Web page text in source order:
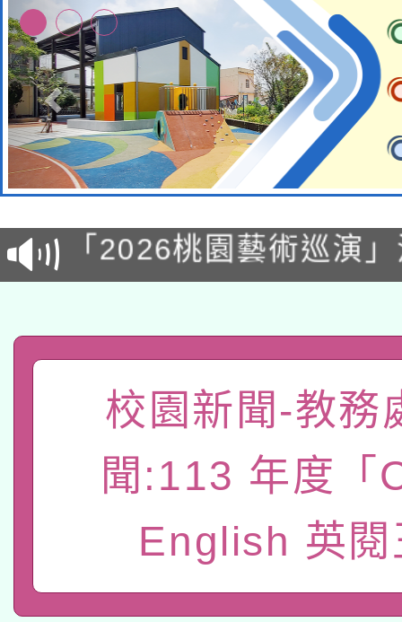
115年8月22日(星期六
桃園市孔廟祈福系列
開 智慧啟航」
2026年桃園地景藝術
「2026桃園藝術巡演
關事宜
轉知教育部國民及學前
國立臺灣師範大學辦理
業成長研習」實施計畫
族教育國際趨勢與發展
轉知教育部國民及學前
新北市政府教育局辦
師專業成長研習實施
方素養工作坊新北場」
函轉國立臺灣師範大學
族語言臺北學習中心
「族語學習班」招生簡
轉知有關國立成功大學
件」活動簡章
教育部國民及學前教
年度COVID-19疫苗接
接種對象擴大為「滿6
本市兒童口腔健康促進
宣導素材2份，請協助
115年8月22日(星期六
校園新聞-教務
聞:113 年度「
English 英閱